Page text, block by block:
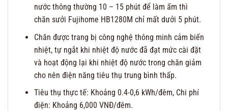
nước thông thường 10 – 15 phút để làm ấm thì
chăn sưởi Fujihome HB1280M chỉ mất dưởi 5 phút.
Chăn được trang bị công nghệ thông minh cảm biến
nhiệt, tự ngắt khi nhiệt độ nước đã đạt mức cài đặt
và hoạt động lại khi nhiệt độ nước trong chăn giảm
cho nên điện năng tiêu thụ trung bình thấp.
Tiêu thụ thực tế: Khoảng 0.4-0,6 kWh/đêm, Chi phí
điện: Khoảng 6,000 VNĐ/đêm.